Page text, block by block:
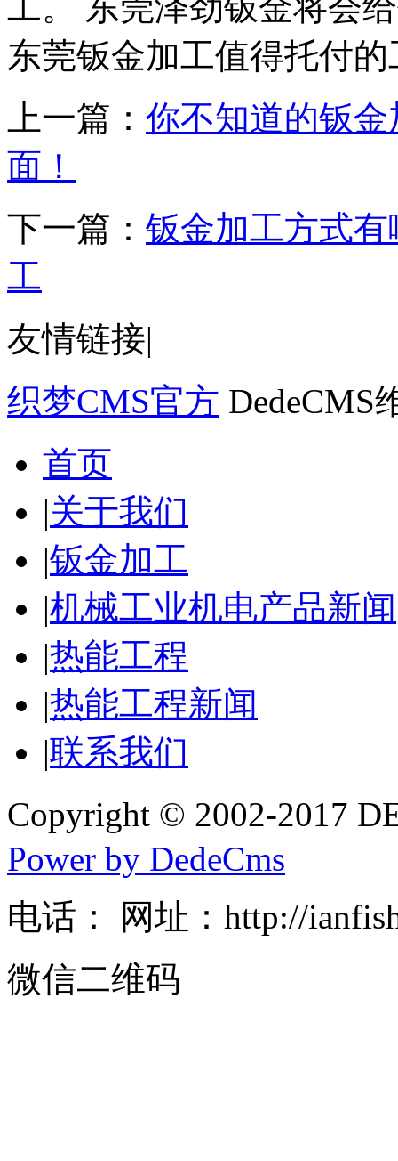
东莞钣金加工值得托付的
上一篇： 你不知道的钣
面！
下一篇： 钣金加工方式
工
友情链接|
织梦CMS官方 DedeCMS
首页
|关于我们
|钣金加工
|机械工业机电产品新闻
|热能工程
|热能工程新闻
|联系我们
Copyright © 2002-2017
Power by DedeCms
电话： 网址：http://
微信二维码